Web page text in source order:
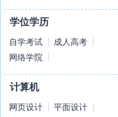
学位学历
自学考试
成人高考
网络学院
计算机
网页设计
平面设计